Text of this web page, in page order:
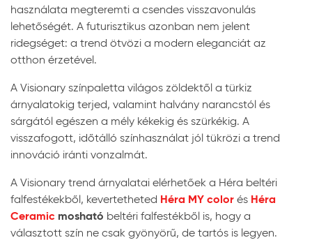
használata megteremti a csendes visszavonulás
lehetőségét. A futurisztikus azonban nem jelent
ridegséget: a trend ötvözi a modern eleganciát az
otthon érzetével.
A Visionary színpaletta világos zöldektől a türkiz
árnyalatokig terjed, valamint halvány narancstól és
sárgától egészen a mély kékekig és szürkékig. A
visszafogott, időtálló színhasználat jól tükrözi a trend
innováció iránti vonzalmát.
A Visionary trend árnyalatai elérhetőek a Héra beltéri
falfestékekből, kevertetheted Héra MY color és Héra
Ceramic mosható beltéri falfestékből is, hogy a
választott szín ne csak gyönyörű, de tartós is legyen.